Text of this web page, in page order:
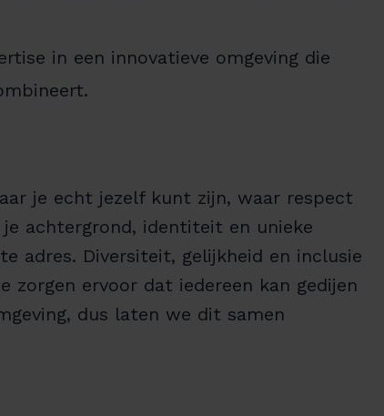
in een innovatieve omgeving die
je echt jezelf kunt zijn, waar respect
achtergrond, identiteit en unieke
adres. Diversiteit, gelijkheid en inclusie
zorgen ervoor dat iedereen kan gedijen
dus laten we dit samen